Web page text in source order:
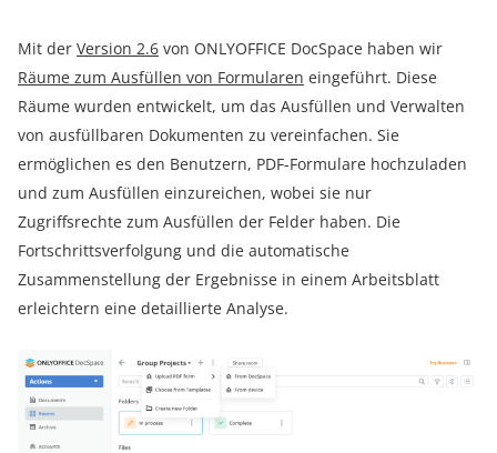
Mit der Version 2.6 von ONLYOFFICE DocSpace haben wir
Räume zum Ausfüllen von Formularen eingeführt. Diese
Räume wurden entwickelt, um das Ausfüllen und Verwalten
von ausfüllbaren Dokumenten zu vereinfachen. Sie
ermöglichen es den Benutzern, PDF-Formulare hochzuladen
und zum Ausfüllen einzureichen, wobei sie nur
Zugriffsrechte zum Ausfüllen der Felder haben. Die
Fortschrittsverfolgung und die automatische
Zusammenstellung der Ergebnisse in einem Arbeitsblatt
erleichtern eine detaillierte Analyse.